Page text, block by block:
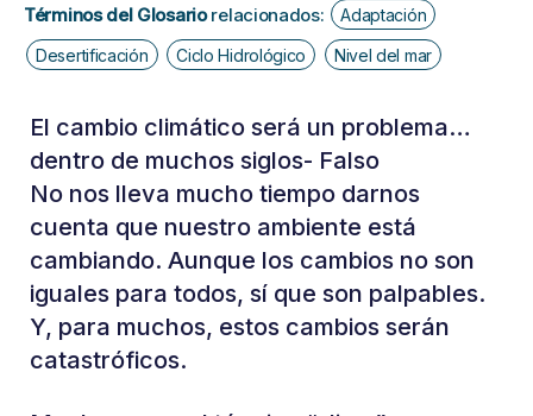
Términos del Glosariorelacionados:
Adaptación
Desertificación
Ciclo Hidrológico Nivel del mar
El cambio climático será un problema…
dentro de muchos siglos- Falso
No nos lleva mucho tiempo darnos
cuenta que nuestro ambiente está
cambiando. Aunque los cambios no son
iguales para todos, sí que son palpables.
Y, para muchos, estos cambios serán
catastróficos.